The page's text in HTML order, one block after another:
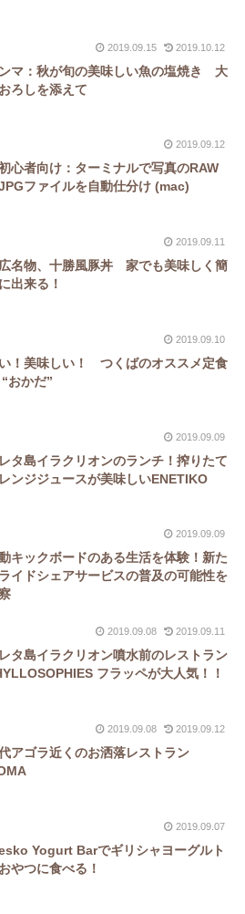
2019.09.15 2019.10.12
マ：秋が旬の美味しい魚の塩焼き 大
ろしを添えて
2019.09.12
心者向け：ターミナルで写真のRAW
ファイルを自動仕分け (mac)
2019.09.11
名物、十勝風豚丼 家でも美味しく簡
出来る！
2019.09.10
！美味しい！ つくばのオススメ定食
おかだ”
2019.09.09
タ島イラクリオンのランチ！搾りたて
ンジジュースが美味しいENETIKO
2019.09.09
キックボードのある生活を体験！新た
イドシェアサービスの普及の可能性を
2019.09.08 2019.09.11
タ島イラクリオン噴水前のレストラン
フラッペが大人気！！
2019.09.08 2019.09.12
アゴラ近くのお洒落レストラン
2019.09.07
Yogurt Barでギリシャヨーグルト
やつに食べる！